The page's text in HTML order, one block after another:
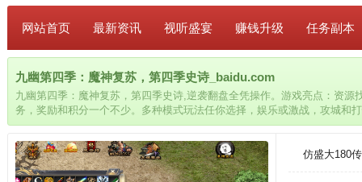
网站首页 最新资讯 视听盛宴 赚钱升级 任务副本
九幽第四季：魔神复苏，第四季史诗_baidu.com
九幽第四季：魔神复苏，第四季史诗,逆袭翻盘全凭操作。游戏亮点：资源
务，奖励和积分一个不少。多种模式玩法任你选择，娱乐或激战，攻城和
仿盛大180